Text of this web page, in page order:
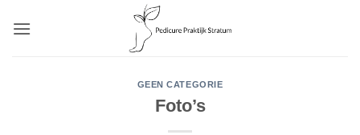
naar
GEEN CATEGORIE
Foto’s